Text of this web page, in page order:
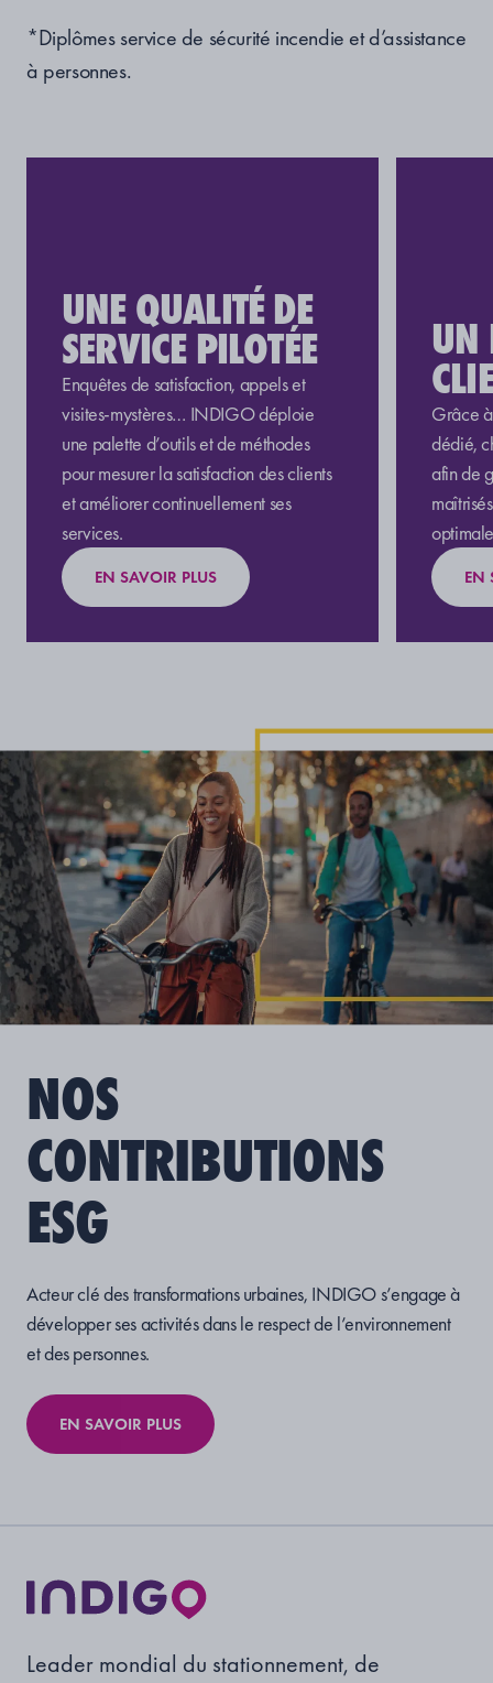
*Diplômes service de sécurité incendie et d’assistance
à personnes.
UNE QUALITÉ DE
SERVICE PILOTÉE
Enquêtes de satisfaction, appels et
visites-mystères… INDIGO déploie
une palette d’outils et de méthodes
pour mesurer la satisfaction des clients
et améliorer continuellement ses
services.
EN SAVOIR PLUS
UN
Grâce
dédié,
afin de
EN
NOS
CONTRIBUTIONS
ESG
Acteur clé des transformations urbaines, INDIGO s’engage à
développer ses activités dans le respect de l’environnement
et des personnes.
EN SAVOIR PLUS
Leader mondial du stationnement, de